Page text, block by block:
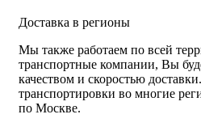
Доставка в регионы
Мы также работаем по всей
транспортные компании, Вы
качеством и скоростью
транспортировки во многие
по Москве.